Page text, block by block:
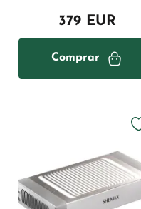
379 EUR
Comprar